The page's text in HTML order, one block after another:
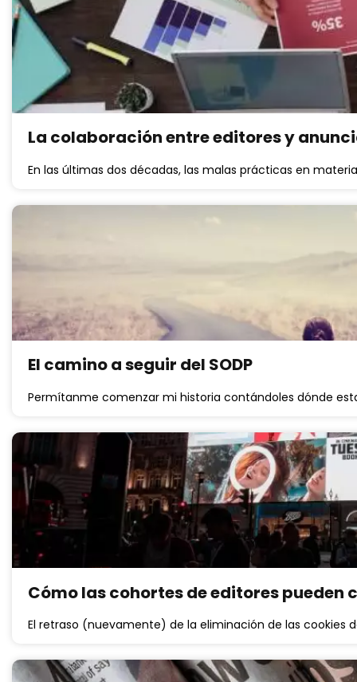
La colaboración entre editores y
En las últimas dos décadas, las malas prácticas en
El camino a seguir del SODP
Permítanme comenzar mi historia contándoles dónde
Cómo las cohortes de editores
El retraso (nuevamente) de la eliminación de las cookies